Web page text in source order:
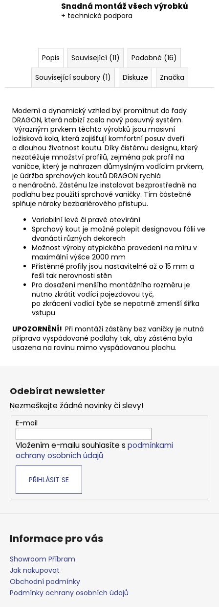
Snadná montáž všech výrobků
+ technická podpora
Popis Související (11)
Podobné (16)
Související soubory (1)
Diskuze Značka
Moderní a dynamický vzhled byl promítnut do řady
DRAGON, která nabízí zcela nový posuvný systém.
Výrazným prvkem těchto výrobků jsou masivní
ložisková kola, která zajišťují komfortní posuv dveří
a dlouhou životnost koutu. Díky čistému designu, který
nezatěžuje množství profilů, zejména pak profil na
vaničce, který je nahrazen důmyslným vodícím prvkem,
je údržba sprchových koutů DRAGON rychlá
a nenáročná. Zástěnu lze instalovat bezprostředně na
podlahu bez použití sprchové vaničky. Tím částečně
splňuje nároky bezbariérového přístupu.
Variabilní levé či pravé otevírání
Sprchový kout je možné polepit designovou fólii ve
dvanácti různých dekorech
Možnost výroby atypického provedení na míru v
maximální výšce 2000 mm
Přístěnné profily jsou nastavitelné až o 15 mm a
řeší tak nerovnosti stěn
Pro dosažení menšího montážního rozměru je
nutno zkrátit vodící pojezdovou tyč,
po zkrácení vodící tyče se nepatrně zmenší šířka
vstupu
UPOZORNĚNÍ! Při montáži zástěny bez vaničky je nutná
příprava vyspádované podlahy tak, aby zástěna byla
usazena na rovinu mimo vyspádovanou plochu.
Odebírat newsletter
Nezmeškejte žádné novinky či slevy!
E-mail
Vložením e-mailu souhlasíte s podmínkami
ochrany osobních údajů
PŘIHLÁSIT SE
Informace pro vás
Showroom Příbram
Jak nakupovat
Obchodní podmínky
Podmínky ochrany osobních údajů